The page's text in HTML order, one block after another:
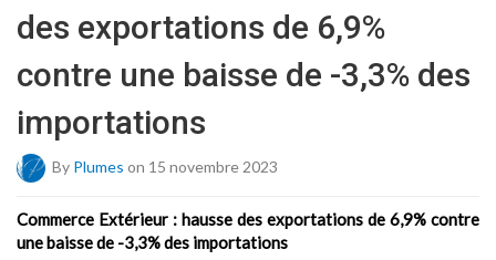
des exportations de 6,9%
contre une baisse de -3,3% des
importations
By Plumes on 15 novembre 2023
Commerce Extérieur : hausse des exportations de 6,9% contre
une baisse de -3,3% des importations